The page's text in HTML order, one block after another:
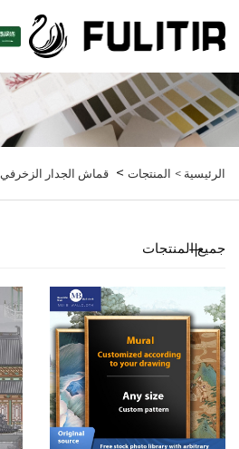
الرئيسية > المنتجات > قماش الجدار الزخرفي
جميع المنتجات